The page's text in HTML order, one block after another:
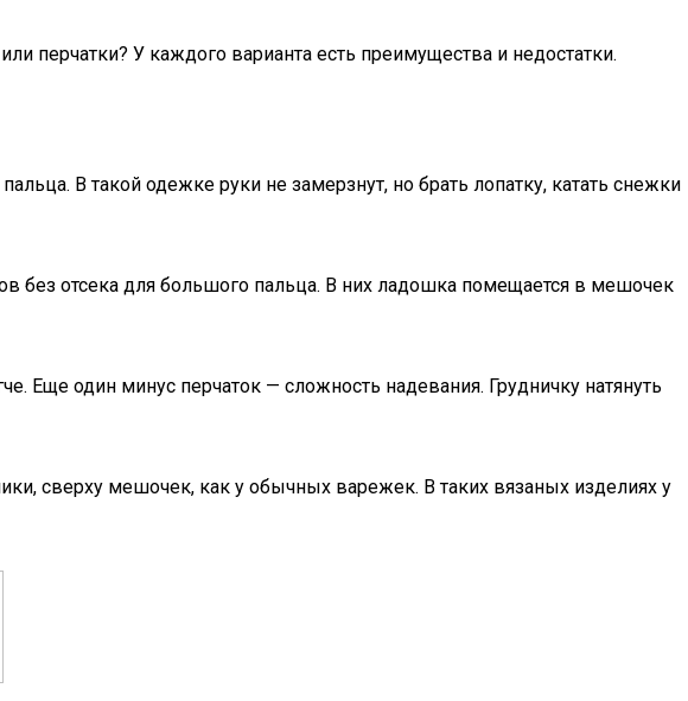
У каждого варианта есть преимущества и недостатки.
В такой одежке руки не замерзнут, но брать лопатку, катать снежки
без отсека для большого пальца. В них ладошка помещается в мешочек
Еще один минус перчаток — сложность надевания. Грудничку натянуть
сверху мешочек, как у обычных варежек. В таких вязаных изделиях у